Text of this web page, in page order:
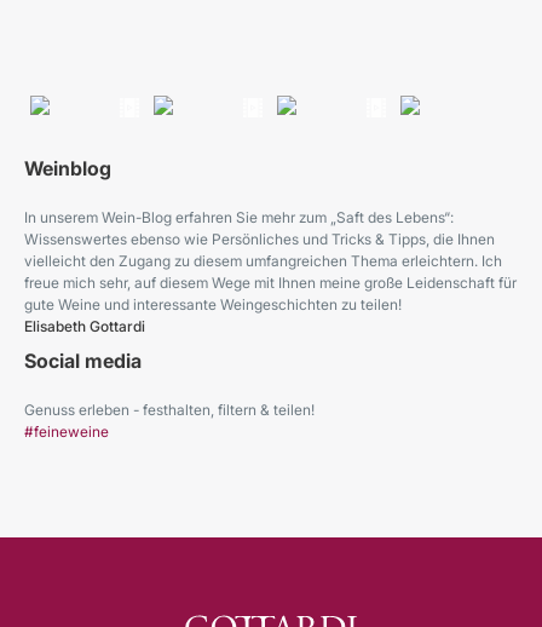
Weinblog
In unserem Wein-Blog erfahren Sie mehr zum „Saft des Lebens“:
Wissenswertes ebenso wie Persönliches und Tricks & Tipps, die Ihnen
vielleicht den Zugang zu diesem umfangreichen Thema erleichtern. Ich
freue mich sehr, auf diesem Wege mit Ihnen meine große Leidenschaft für
gute Weine und interessante Weingeschichten zu teilen!
Elisabeth Gottardi
Social media
Genuss erleben - festhalten, filtern & teilen!
#feineweine